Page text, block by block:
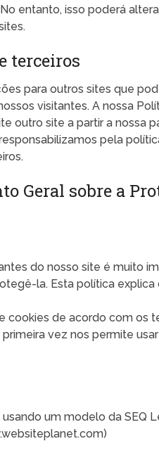
entanto, isso poderá
terceiros
para outros sites que
visitantes. A nossa
outro site a partir a nossa
pela
Geral sobre a
do nosso site é muito
la. Esta política explica
cookies de acordo com os
vez nos permite
um modelo da SEQ